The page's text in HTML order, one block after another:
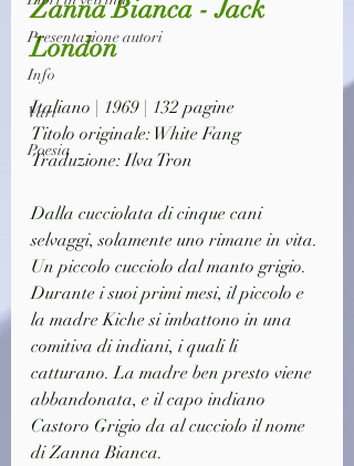
Presentazione autori
Info
Vari
Poesia
Zanna Bianca - Jack
London
Italiano | 1969 | 132 pagine
Titolo originale: White Fang
Traduzione: Ilva Tron
Dalla cucciolata di cinque cani
selvaggi, solamente uno rimane in vita.
Un piccolo cucciolo dal manto grigio.
Durante i suoi primi mesi, il piccolo e
la madre Kiche si imbattono in una
comitiva di indiani, i quali li
catturano. La madre ben presto viene
abbandonata, e il capo indiano
Castoro Grigio da al cucciolo il nome
di Zanna Bianca.